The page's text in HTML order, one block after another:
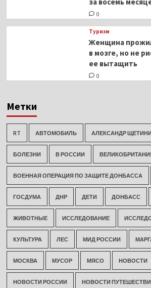
0
Туризм
Женщина
в мозге, но не
ее вытащить
0
Метки
RT АВТОМОБИЛЬ АЛЕКСАНДР
БОЛЕЗНИ В РОССИИ
ВОЕННАЯ ОПЕРАЦИЯ ПО ЗАЩИТЕ ДОНБАССА
ГОСДУМА ДНР ДЕТИ ДОНБАСС
ЖИВОТНЫЕ ИССЛЕДОВАНИЕ
КУЛЬТУРА ЛЕС МИД РОССИИ
МОСКВА МУСОР МЯСО НОВОСТИ
НОВОСТИ РОССИИ НОВОСТИ